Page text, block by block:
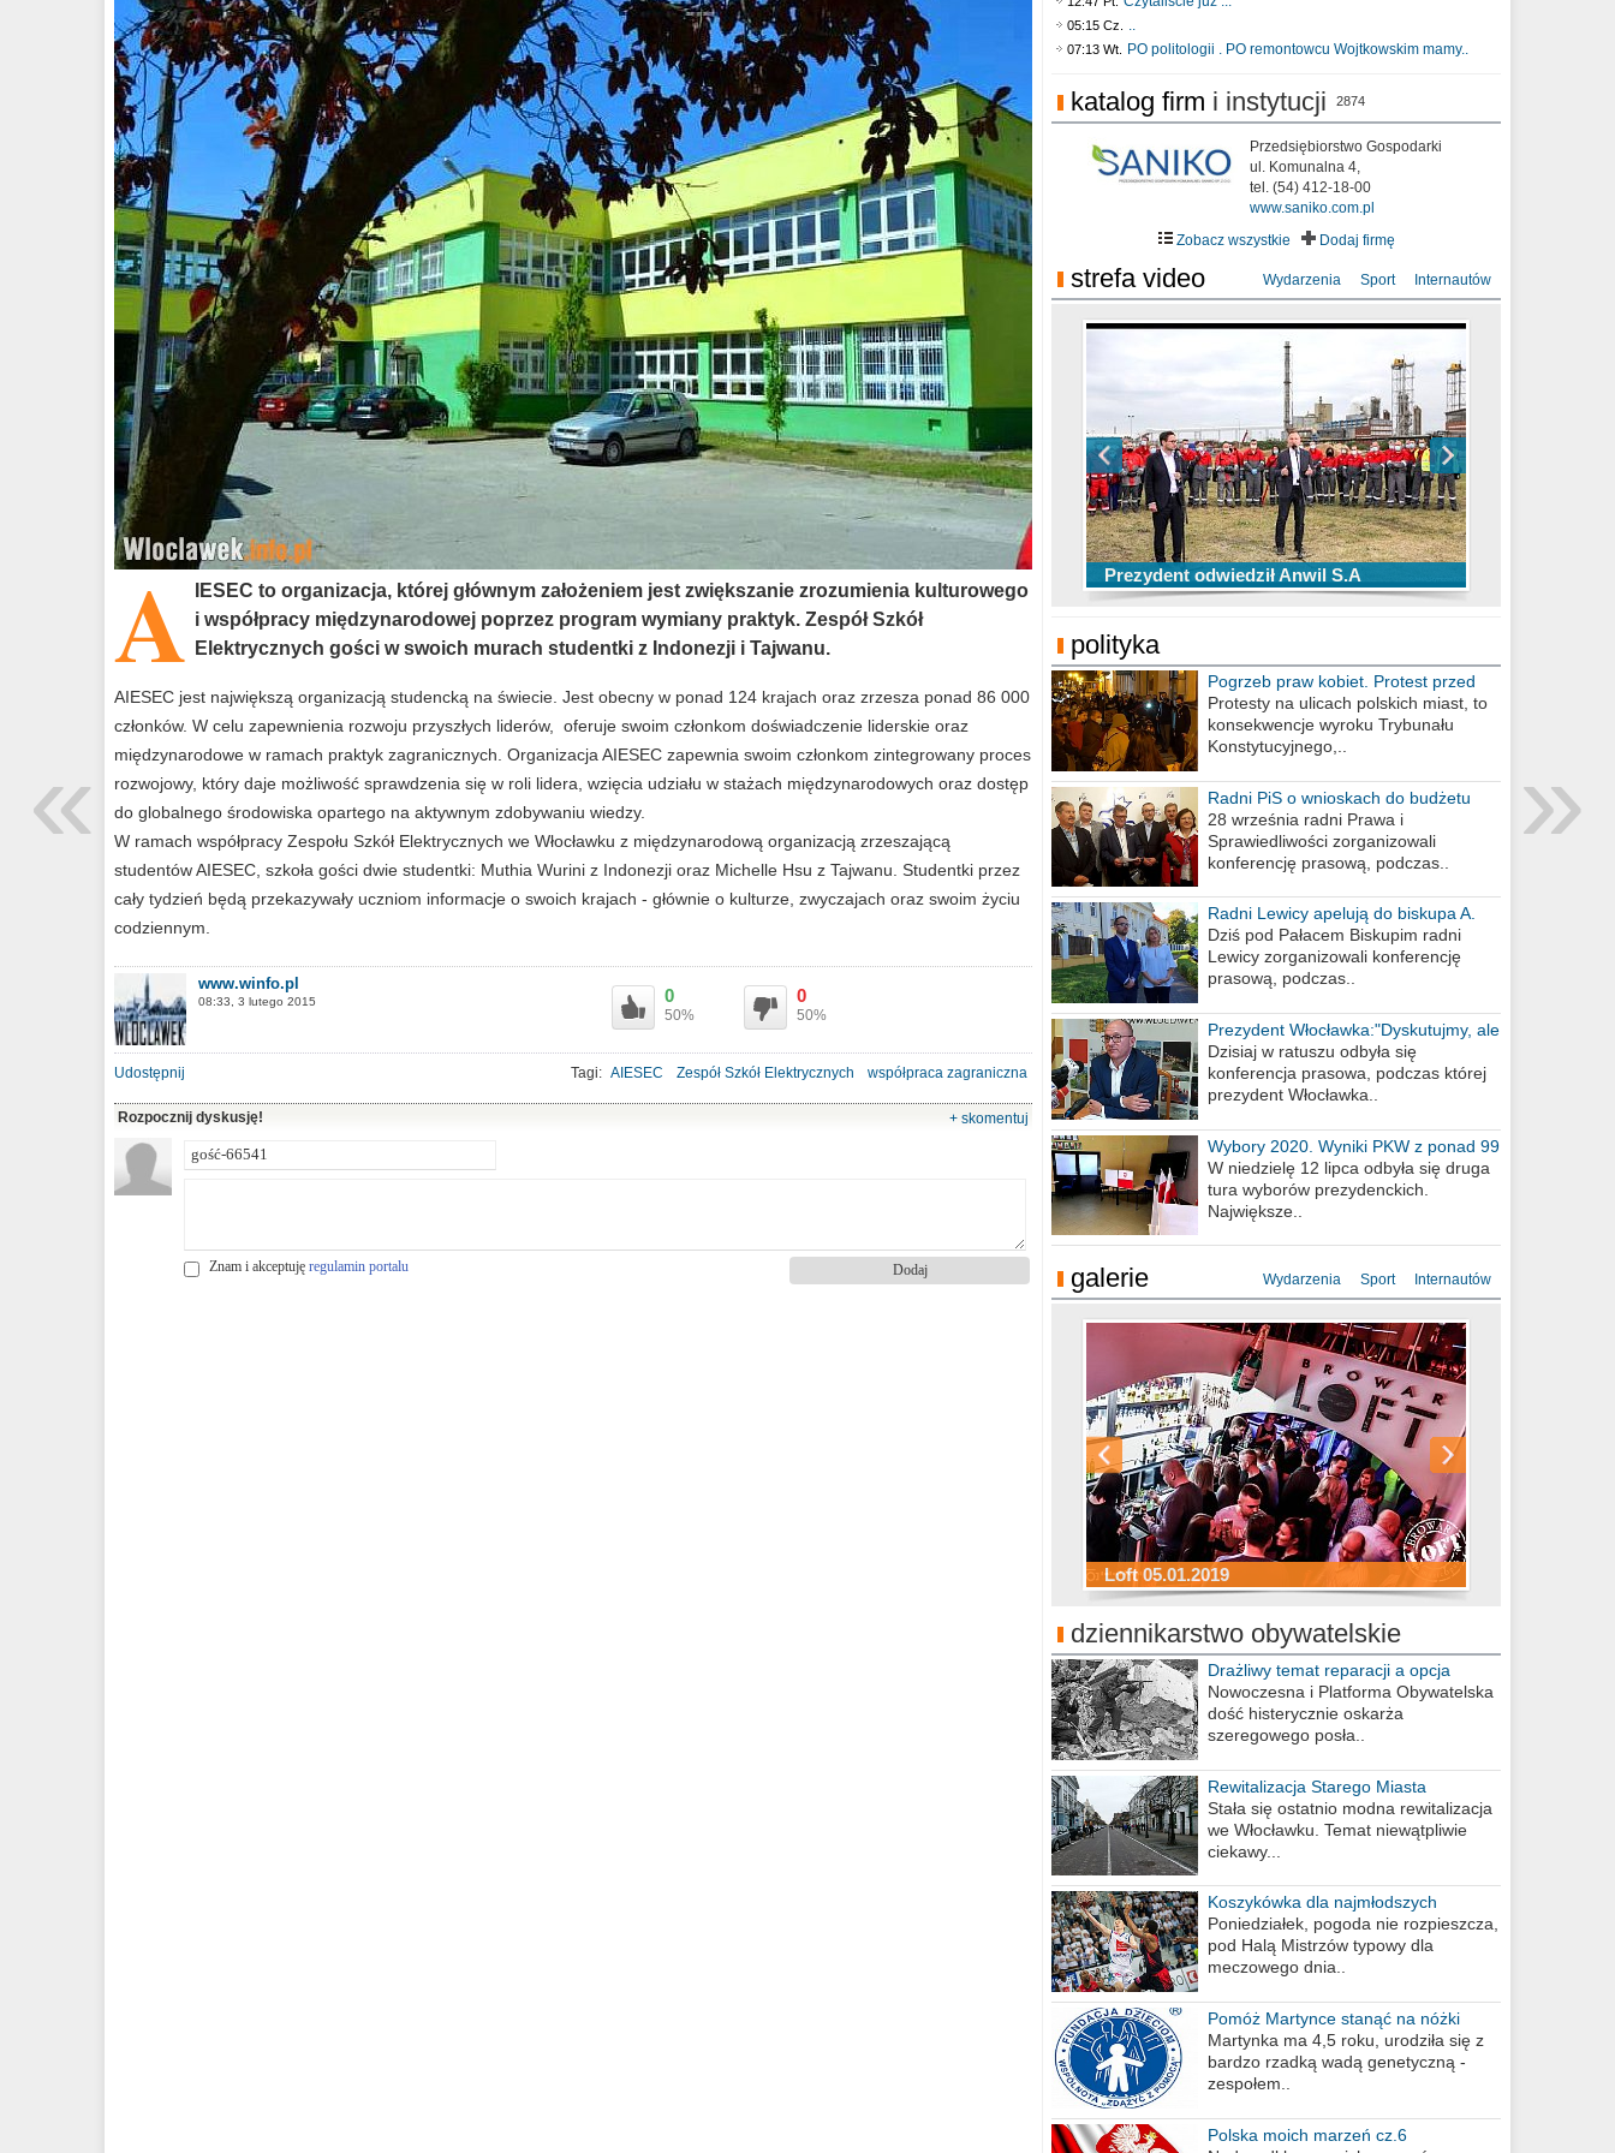
A
IESEC to organizacja, której głównym założeniem jest zwiększanie zrozumienia kulturowego
i współpracy międzynarodowej poprzez program wymiany praktyk. Zespół Szkół
Elektrycznych gości w swoich murach studentki z Indonezji i Tajwanu.
AIESEC jest największą organizacją studencką na świecie. Jest obecny w ponad 124 krajach oraz zrzesza ponad 86 000
członków. W celu zapewnienia rozwoju przyszłych liderów, oferuje swoim członkom doświadczenie liderskie oraz
międzynarodowe w ramach praktyk zagranicznych. Organizacja AIESEC zapewnia swoim członkom zintegrowany proces
rozwojowy, który daje możliwość sprawdzenia się w roli lidera, wzięcia udziału w stażach międzynarodowych oraz dostęp
do globalnego środowiska opartego na aktywnym zdobywaniu wiedzy.
W ramach współpracy Zespołu Szkół Elektrycznych we Włocławku z międzynarodową organizacją zrzeszającą
studentów AIESEC, szkoła gości dwie studentki: Muthia Wurini z Indonezji oraz Michelle Hsu z Tajwanu. Studentki przez
cały tydzień będą przekazywały uczniom informacje o swoich krajach - głównie o kulturze, zwyczajach oraz swoim życiu
codziennym.
www.winfo.pl
08:33, 3 lutego 2015 0
50%
0
50%
Udostępnij Tagi: AIESEC Zespół Szkół Elektrycznych współpraca zagraniczna
Rozpocznij dyskusję! + skomentuj
Znam i akceptuję regulamin portalu
05:15 Cz. ..
07:13 Wt. PO politologii . PO remontowcu Wojtkowskim mamy..
katalog firm i instytucji 2874
Przedsiębiorstwo Gospodarki
ul. Komunalna 4,
tel. (54) 412-18-00
www.saniko.com.pl
Zobacz wszystkie
Dodaj firmę
strefa video Wydarzenia Sport Internautów
Prezydent odwiedził Anwil S.A
TOP 10 przechwytów Anwilu Włocławek
w EBL w sezonie 2019/2020
TOP 5 rzutów Anwilu Włocławek w BCL
w sezonie 2019/2020
Ni To Ponk - W oczach mamy strach
sixf33t .Last Year DRONE FOOTAGE
Włocławek
XXIII Sesja Rady Miasta Włocławek VIII
kadencji w dniu 09.06.2020 r.
polityka
Pogrzeb praw kobiet. Protest przed
biurem poselskim PiS
Protesty na ulicach polskich miast, to
konsekwencje wyroku Trybunału
Konstytucyjnego,..
Radni PiS o wnioskach do budżetu
miasta na 2021 rok
28 września radni Prawa i
Sprawiedliwości zorganizowali
konferencję prasową, podczas..
Radni Lewicy apelują do biskupa A.
Wiesława Meringa
Dziś pod Pałacem Biskupim radni
Lewicy zorganizowali konferencję
prasową, podczas..
Prezydent Włocławka:"Dyskutujmy, ale
nie obrażajmy się”
Dzisiaj w ratuszu odbyła się
konferencja prasowa, podczas której
prezydent Włocławka..
Wybory 2020. Wyniki PKW z ponad 99
procent obwodów
W niedzielę 12 lipca odbyła się druga
tura wyborów prezydenckich.
Największe..
galerie Wydarzenia Sport Internautów
Loft 05.01.2019
Sylwester Podgrodzie 31.12.2018
Sylwester Pensjonat Michelin 31.12.2018
Sylwester Hotel Młyn 31.12.2018
Sylwester Miejski 31.12.2018
Sylwester Loft 31.12.2018
dziennikarstwo obywatelskie
Drażliwy temat reparacji a opcja
berlińska
Nowoczesna i Platforma Obywatelska
dość histerycznie oskarża
szeregowego posła..
Rewitalizacja Starego Miasta
Stała się ostatnio modna rewitalizacja
we Włocławku. Temat niewątpliwie
ciekawy...
Koszykówka dla najmłodszych
Poniedziałek, pogoda nie rozpieszcza,
pod Halą Mistrzów typowy dla
meczowego dnia..
Pomóż Martynce stanąć na nóżki
Martynka ma 4,5 roku, urodziła się z
bardzo rzadką wadą genetyczną -
zespołem..
Polska moich marzeń cz.6
»
«